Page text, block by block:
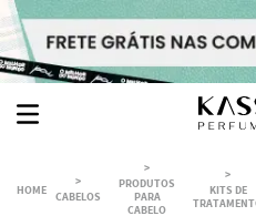
CABELOS
PRODUTOS
PARA
CABELO
KITS DE